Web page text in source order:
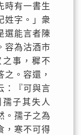
時有一書生
姓字。」衆
選能言者陳
容為沽酒市
事，穉不
。容還，
：『可與言
子其失人
。孺子之為
，寒不可得